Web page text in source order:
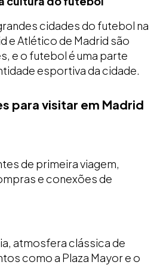
cidades do futebol na
e Atlético de Madrid são
e o futebol é uma parte
esportiva da cidade.
para visitar em Madrid
de primeira viagem,
e conexões de
atmosfera clássica de
como a Plaza Mayor e o